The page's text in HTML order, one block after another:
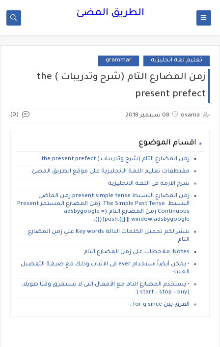
الطريق المضئ
تعليم لغة انجليزية grammar
زمن المضارع التام (شرح وتدريبات ) the
present prefect
osama 08 سبتمبر 2018 (0)
اقسام الموضوع
زمن المضارع التام (شرح وتدريبات ) the present prefect
مقتطفات تعليم اللغة الانجليزية على موقع الطريق المضئ.
شرح الازمة فى اللغة الانجليزية
زمن المضارع البسيط present simple tense زمن الماضى
البسيط The Simple Past Tense زمن المضارع المستمر Present
Continuous زمن المضارع التام (adsbygoogle =
window.adsbygoogle || []).push({});
ننشر لكم تحميل الكلمات الدالة Key words علي زمن المضارع
التام:
Notes: ملاحظات على زمن المضارع التام
• يمكن أيضاً استخدام ever فى الاثبات وذلك مع صيغة التفضيل
العليا:
• يستخدم المضارع التام مع الأفعال التى لا تستغرق وقتا طويلا:
(start – stop – buy (
الفرق بين since و for :